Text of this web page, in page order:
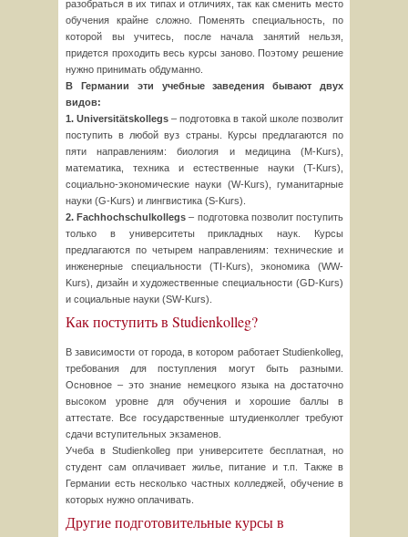
разобраться в их типах и отличиях, так как сменить место
обучения крайне сложно. Поменять специальность, по
которой вы учитесь, после начала занятий нельзя,
придется проходить весь курсы заново. Поэтому решение
нужно принимать обдуманно.
В Германии эти учебные заведения бывают двух
видов:
1. Universitätskollegs – подготовка в такой школе позволит
поступить в любой вуз страны. Курсы предлагаются по
пяти направлениям: биология и медицина (M-Kurs),
математика, техника и естественные науки (T-Kurs),
социально-экономические науки (W-Kurs), гуманитарные
науки (G-Kurs) и лингвистика (S-Kurs).
2. Fachhochschulkollegs – подготовка позволит поступить
только в университеты прикладных наук. Курсы
предлагаются по четырем направлениям: технические и
инженерные специальности (TI-Kurs), экономика (WW-
Kurs), дизайн и художественные специальности (GD-Kurs)
и социальные науки (SW-Kurs).
Как поступить в Studienkolleg?
В зависимости от города, в котором работает Studienkolleg,
требования для поступления могут быть разными.
Основное – это знание немецкого языка на достаточно
высоком уровне для обучения и хорошие баллы в
аттестате. Все государственные штудиенколлег требуют
сдачи вступительных экзаменов.
Учеба в Studienkolleg при университете бесплатная, но
студент сам оплачивает жилье, питание и т.п. Также в
Германии есть несколько частных колледжей, обучение в
которых нужно оплачивать.
Другие подготовительные курсы в